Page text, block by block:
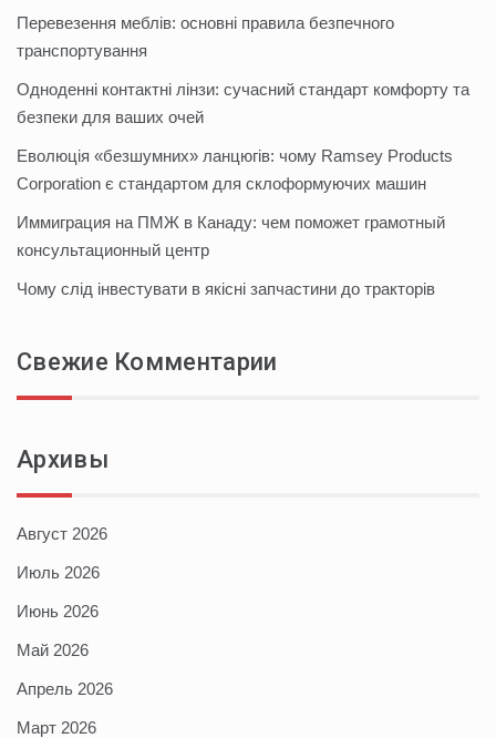
Перевезення меблів: основні правила безпечного
транспортування
Одноденні контактні лінзи: сучасний стандарт комфорту та
безпеки для ваших очей
Еволюція «безшумних» ланцюгів: чому Ramsey Products
Corporation є стандартом для склоформуючих машин
Иммиграция на ПМЖ в Канаду: чем поможет грамотный
консультационный центр
Чому слід інвестувати в якісні запчастини до тракторів
Свежие Комментарии
Архивы
Август 2026
Июль 2026
Июнь 2026
Май 2026
Апрель 2026
Март 2026